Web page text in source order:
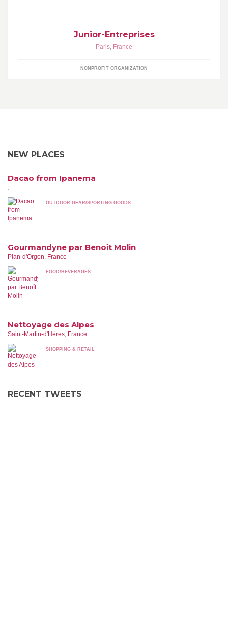
Junior-Entreprises
Paris, France
NONPROFIT ORGANIZATION
NEW PLACES
Dacao from Ipanema
,
OUTDOOR GEAR/SPORTING GOODS
Gourmandyne par Benoît Molin
Plan-d'Orgon, France
FOOD/BEVERAGES
Nettoyage des Alpes
Saint-Martin-d'Hères, France
SHOPPING & RETAIL
RECENT TWEETS